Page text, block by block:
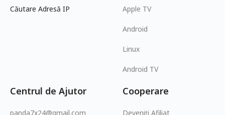
Căutare Adresă IP Apple TV
Android
Linux
Android TV
Centrul de Ajutor
panda7x24@gmail.com
Cooperare
Deveniți Afiliat